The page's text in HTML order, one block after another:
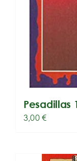
Pesadillas
3,00€